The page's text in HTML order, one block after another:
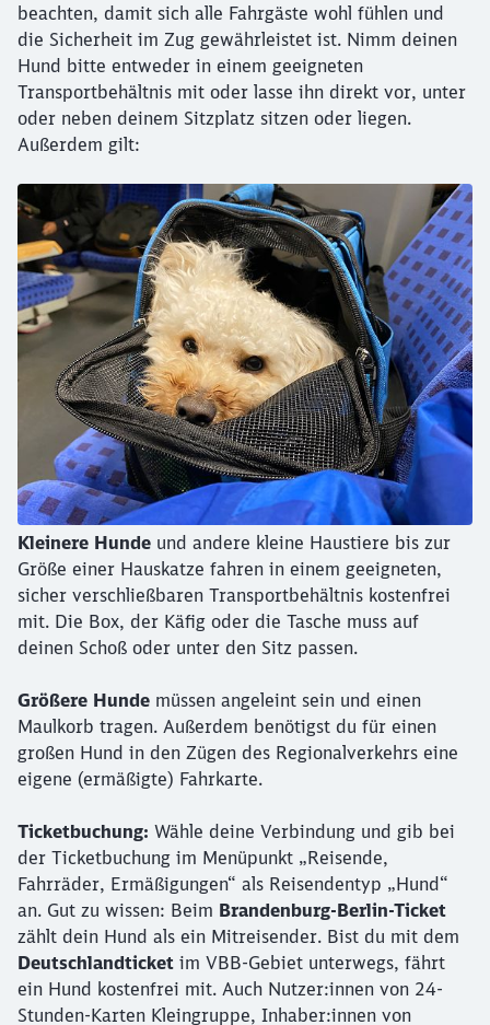
beachten, damit sich alle Fahrgäste wohl fühlen und
die Sicherheit im Zug gewährleistet ist. Nimm deinen
Hund bitte entweder in einem geeigneten
Transportbehältnis mit oder lasse ihn direkt vor, unter
oder neben deinem Sitzplatz sitzen oder liegen.
Außerdem gilt:
Kleinere Hunde und andere kleine Haustiere bis zur
Größe einer Hauskatze fahren in einem geeigneten,
sicher verschließbaren Transportbehältnis kostenfrei
mit. Die Box, der Käfig oder die Tasche muss auf
deinen Schoß oder unter den Sitz passen.
Größere Hunde müssen angeleint sein und einen
Maulkorb tragen. Außerdem benötigst du für einen
großen Hund in den Zügen des Regionalverkehrs eine
eigene (ermäßigte) Fahrkarte.
Ticketbuchung: Wähle deine Verbindung und gib bei
der Ticketbuchung im Menüpunkt „Reisende,
Fahrräder, Ermäßigungen“ als Reisendentyp „Hund“
an. Gut zu wissen: Beim Brandenburg-Berlin-Ticket
zählt dein Hund als ein Mitreisender. Bist du mit dem
Deutschlandticket im VBB-Gebiet unterwegs, fährt
ein Hund kostenfrei mit. Auch Nutzer:innen von 24-
Stunden-Karten Kleingruppe, Inhaber:innen von